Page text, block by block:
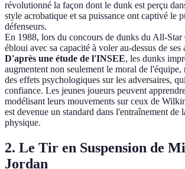
révolutionné la façon dont le dunk est perçu
style acrobatique et sa puissance ont captivé le
défenseurs.
En 1988, lors du concours de dunks du All-Star
ébloui avec sa capacité à voler au-dessus de ses
D'après une étude de l'INSEE, les dunks
augmentent non seulement le moral de l'équipe,
des effets psychologiques sur les adversaires,
confiance. Les jeunes joueurs peuvent
modélisant leurs mouvements sur ceux de
est devenue un standard dans l'entraînement de
physique.
2. Le Tir en Suspension de
Jordan